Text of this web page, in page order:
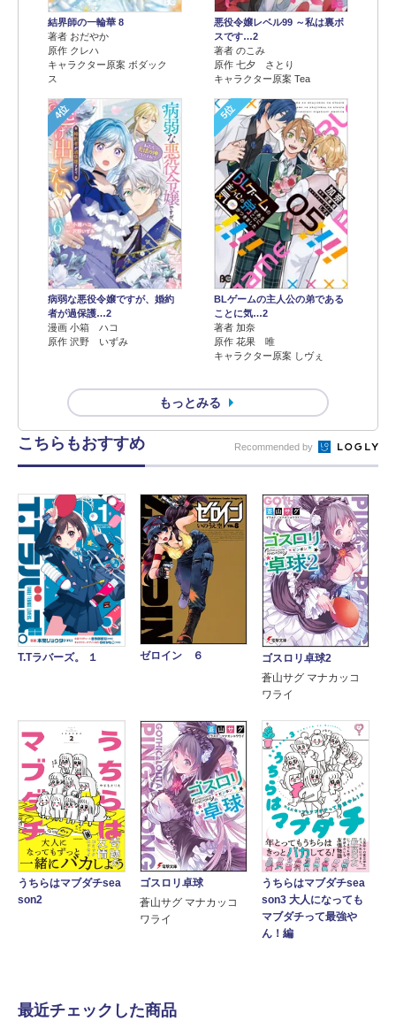
結界師の一輪華 8
著者 おだやか
原作 クレハ
キャラクター原案 ボダック
ス
悪役令嬢レベル99 ～私は裏ボ
スです…2
著者 のこみ
原作 七夕 さとり
キャラクター原案 Tea
4位
病弱な悪役令嬢ですが、婚約
者が過保護…2
漫画 小箱 ハコ
原作 沢野 いずみ
5位
BLゲームの主人公の弟である
ことに気…2
著者 加奈
原作 花果 唯
キャラクター原案 しヴぇ
もっとみる
こちらもおすすめ Recommended by
T.Tラバーズ。 １ ゼロイン ６
ゴスロリ卓球2
蒼山サグ マナカッコ
ワライ
うちらはマブダチsea
son2
ゴスロリ卓球
蒼山サグ マナカッコ
ワライ
うちらはマブダチsea
son3 大人になっても
マブダチって最強や
ん！編
最近チェックした商品